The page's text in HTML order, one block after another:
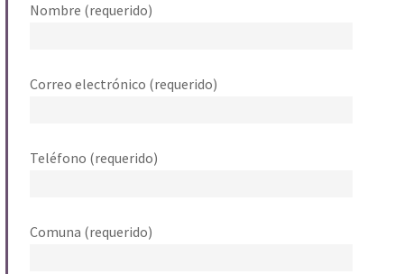
Nombre (requerido)
Correo electrónico (requerido)
Teléfono (requerido)
Comuna (requerido)